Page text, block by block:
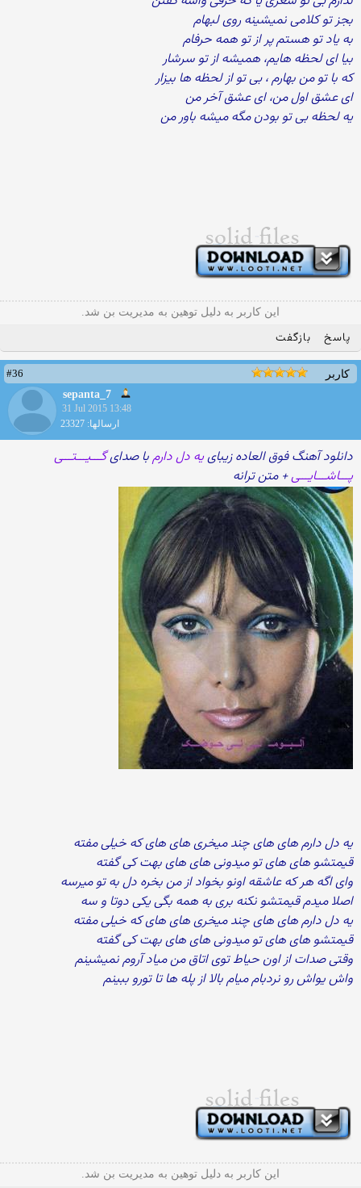
بجز تو کلامی نمیشینه روی لبهام
به یاد تو هستم پر از تو همه حرفام
بیا ای لحظه هایم، همیشه از تو سرشار
که با تو من بهارم ، بی تو از لحظه ها بیزار
ای عشق اول من، ای عشق آخر من
یه لحظه بی تو بودن مگه میشه باور من
این کاربر به دلیل توهین به مدیریت بن شد.
پاسخ بازگفت
کاربر
#36
sepanta_7
31 Jul 2015 13:48
ارسالها: 23327
دانلود آهنگ فوق العاده زیباییه دل دارمبا صدایگـــیـــتـــی
پـــاشـــایـــی+ متن ترانه
یه دل دارم های های چند میخری های های که خیلی مفته
قیمتشو های های تو میدونی های های بهت کی گفته
وای اگه هر که عاشقه اونو بخواد از من بخره دل به تو میرسه
اصلا میدم قیمتشو نکنه بری به همه بگی یکی دوتا و سه
یه دل دارم های های چند میخری های های که خیلی مفته
قیمتشو های های تو میدونی های های بهت کی گفته
وقتی صدات از اون حیاط توی اتاق من میاد آروم نمیشینم
واش یواش رو نردبام میام بالا از پله ها تا تورو ببینم
این کاربر به دلیل توهین به مدیریت بن شد.